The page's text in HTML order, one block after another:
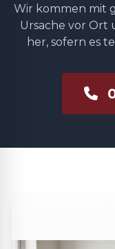
Wir kommen mit
Ursache vor Ort
her, sofern es